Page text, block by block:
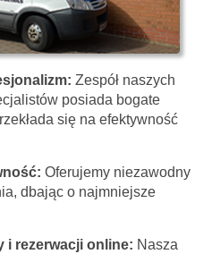
Zespół naszych
posiada bogate
się na efektywność
Oferujemy niezawodny
dbając o najmniejsze
i rezerwacji online: Nasza